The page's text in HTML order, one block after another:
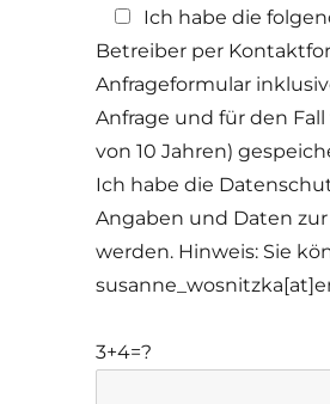
Ich habe die
Betreiber per
Anfrageformular
Anfrage und für den
von 10 Jahren)
Ich habe die
Angaben und Daten
werden. Hinweis: Sie
Bitte lasse dieses Feld
Bitte lasse dieses Feld
3+4=?